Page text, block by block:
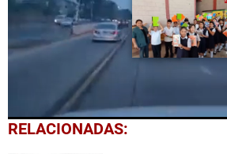
0
seconds
RELACIONADAS: